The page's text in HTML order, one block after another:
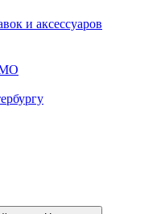
и аксессуаров
МО